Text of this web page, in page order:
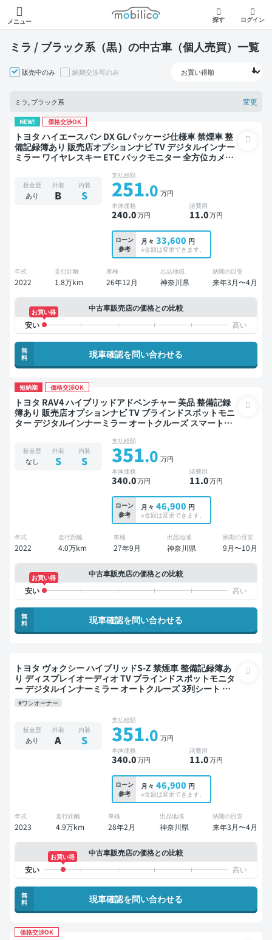
メニュー
モビリコ
探す ログイン
ミラ / ブラック系（黒）の中古車（個人売買）一覧
販売中のみ 納期交渉可のみ
ミラ, ブラック系 変更
NEW! 価格交渉OK
トヨタ ハイエースバン DX GLパッケージ仕様車 禁煙車 整
備記録簿あり 販売店オプションナビ TV デジタルインナー
ミラー ワイヤレスキー ETC バックモニター 全方位カメラ
板金歴
あり
外装
B
内装
S
支払総額
251.0 万円
本体価格
240.0万円
諸費用
11.0万円
ローン
参考
月々 33,600 円
※金額は変更できます。
年式
2022
走行距離
1.8万km
車検
26年12月
出品地域
神奈川県
納期の目安
来年3月〜4月
中古車販売店の価格との比較
お買い得
無
料
現車確認を問い合わせる
短納期 価格交渉OK
トヨタ RAV4 ハイブリッドアドベンチャー 美品 整備記録
簿あり 販売店オプションナビ TV ブラインドスポットモニ
ター デジタルインナーミラー オートクルーズ スマートキ
板金歴
なし
外装
S
内装
S
支払総額
351.0 万円
本体価格
340.0万円
諸費用
11.0万円
ローン
参考
月々 46,900 円
※金額は変更できます。
年式
2022
走行距離
4.0万km
車検
27年9月
出品地域
神奈川県
納期の目安
9月〜10月
中古車販売店の価格との比較
お買い得
無
料
現車確認を問い合わせる
トヨタ ヴォクシー ハイブリッドS-Z 禁煙車 整備記録簿あ
り ディスプレイオーディオ TV ブラインドスポットモニタ
ー デジタルインナーミラー オートクルーズ 3列シート ス
マートキー ETC 電動バックドア バックモニター 全方位カ
メラ ドライブレコーダー 両側電動スライドドア 7人乗り
#ワンオーナー
板金歴
あり
外装
A
内装
S
支払総額
351.0 万円
本体価格
340.0万円
諸費用
11.0万円
ローン
参考
月々 46,900 円
※金額は変更できます。
年式
2023
走行距離
4.9万km
車検
28年2月
出品地域
神奈川県
納期の目安
来年3月〜4月
中古車販売店の価格との比較
お買い得
無
料
現車確認を問い合わせる
価格交渉OK